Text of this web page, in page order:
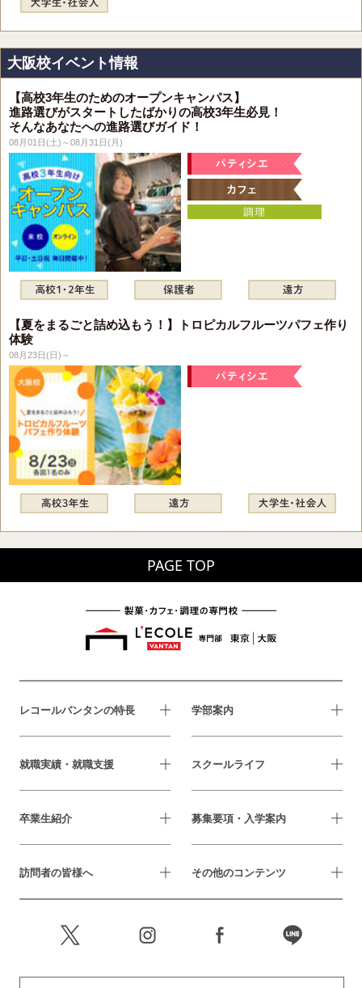
大阪校イベント情報
【高校3年生のためのオープンキャンパス】
進路選びがスタートしたばかりの高校3年生必見！
そんなあなたへの進路選びガイド！
08月01日(土)～08月31日(月)
【夏をまるごと詰め込もう！】トロピカルフルーツパフェ作り
体験
08月23日(日)～
PAGE TOP
レコールバンタンの特長 学部案内
就職実績・就職支援 スクールライフ
卒業生紹介 募集要項・入学案内
訪問者の皆様へ その他のコンテンツ